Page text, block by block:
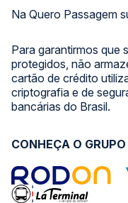
Na Quero Passagem
Para garantirmos que
protegidos, não
cartão de crédito
criptografia e de
bancárias do Brasil.
CONHEÇA O